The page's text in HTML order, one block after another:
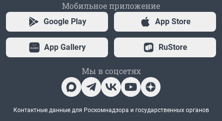
Мобильное приложение
Google Play App Store
App Gallery RuStore
Мы в соцсетях
Контактные данные для Роскомнадзора и государственных органов